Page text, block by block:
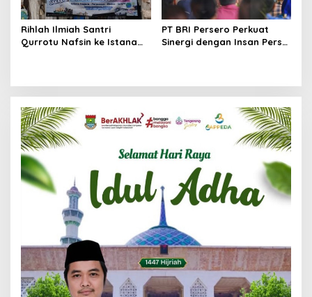
Rihlah Ilmiah Santri
Qurrotu Nafsin ke Istana
PT BRI Persero Perkuat
Sinergi dengan Insan Pers